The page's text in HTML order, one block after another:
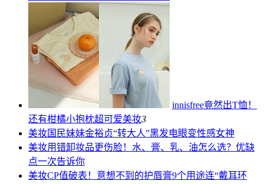
innisfree竟然出T恤！
还有柑橘小抱枕超可爱美妆3
美妆国民妹妹金裕贞“转大人”黑发电眼变性感女神
美妆用错卸妆品更伤脸！水、膏、乳、油怎么选？优缺
点一次告诉你
美妆CP值破表！意想不到的护唇膏9个用途连“戴耳环